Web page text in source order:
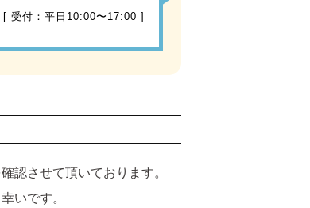
[ 受付：平日10:00〜17:00 ]
認させて頂いております。
いです。